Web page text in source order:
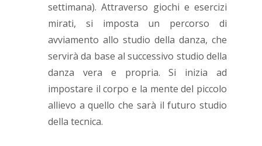
settimana). Attraverso giochi e esercizi
mirati, si imposta un percorso di
avviamento allo studio della danza, che
servirà da base al successivo studio della
danza vera e propria. Si inizia ad
impostare il corpo e la mente del piccolo
allievo a quello che sarà il futuro studio
della tecnica.